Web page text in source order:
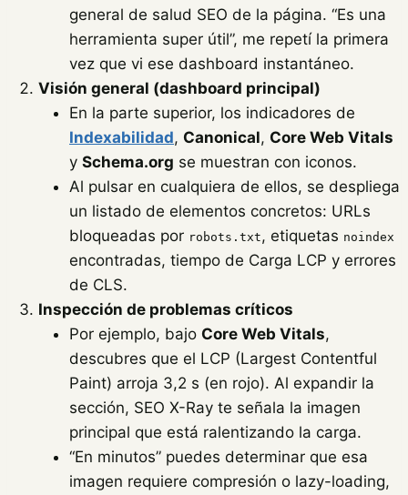
general de salud SEO de la página. “Es una
herramienta super útil”, me repetí la primera
vez que vi ese dashboard instantáneo.
Visión general (dashboard principal)
En la parte superior, los indicadores de
Indexabilidad, Canonical, Core Web Vitals
y Schema.org se muestran con iconos.
Al pulsar en cualquiera de ellos, se despliega
un listado de elementos concretos: URLs
bloqueadas por robots.txt, etiquetas noindex
encontradas, tiempo de Carga LCP y errores
de CLS.
Inspección de problemas críticos
Por ejemplo, bajo Core Web Vitals,
descubres que el LCP (Largest Contentful
Paint) arroja 3,2 s (en rojo). Al expandir la
sección, SEO X-Ray te señala la imagen
principal que está ralentizando la carga.
“En minutos” puedes determinar que esa
imagen requiere compresión o lazy-loading,